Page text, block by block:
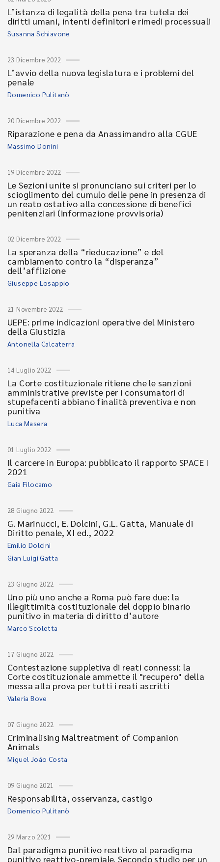
L’istanza di legalità della pena tra tutela dei
diritti umani, intenti definitori e rimedi processuali
Susanna Schiavone
23 Dicembre 2022
L’avvio della nuova legislatura e i problemi del
penale
Domenico Pulitanò
20 Dicembre 2022
Riparazione e pena da Anassimandro alla CGUE
Massimo Donini
19 Dicembre 2022
Le Sezioni unite si pronunciano sui criteri per lo
scioglimento del cumulo delle pene in presenza di
un reato ostativo alla concessione di benefici
penitenziari (informazione provvisoria)
02 Dicembre 2022
La speranza della “rieducazione” e del
cambiamento contro la “disperanza”
dell’afflizione
Giuseppe Losappio
21 Novembre 2022
UEPE: prime indicazioni operative del Ministero
della Giustizia
Antonella Calcaterra
14 Luglio 2022
La Corte costituzionale ritiene che le sanzioni
amministrative previste per i consumatori di
stupefacenti abbiano finalità preventiva e non
punitiva
Luca Masera
01 Luglio 2022
Il carcere in Europa: pubblicato il rapporto SPACE I
2021
Gaia Filocamo
28 Giugno 2022
G. Marinucci, E. Dolcini, G.L. Gatta, Manuale di
Diritto penale, XI ed., 2022
Emilio Dolcini
Gian Luigi Gatta
23 Giugno 2022
Uno più uno anche a Roma può fare due: la
illegittimità costituzionale del doppio binario
punitivo in materia di diritto d’autore
Marco Scoletta
17 Giugno 2022
Contestazione suppletiva di reati connessi: la
Corte costituzionale ammette il "recupero" della
messa alla prova per tutti i reati ascritti
Valeria Bove
07 Giugno 2022
Criminalising Maltreatment of Companion
Animals
Miguel João Costa
09 Giugno 2021
Responsabilità, osservanza, castigo
Domenico Pulitanò
29 Marzo 2021
Dal paradigma punitivo reattivo al paradigma
punitivo reattivo-premiale. Secondo studio per un